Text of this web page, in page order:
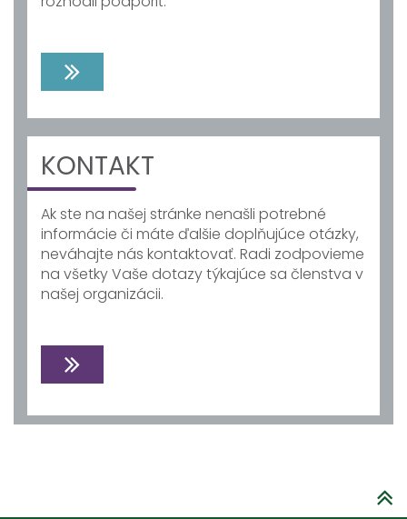
KONTAKT
Ak ste na našej stránke nenašli potrebné
informácie či máte ďalšie doplňujúce otázky,
neváhajte nás kontaktovať. Radi zodpovieme
na všetky Vaše dotazy týkajúce sa členstva v
našej organizácii.